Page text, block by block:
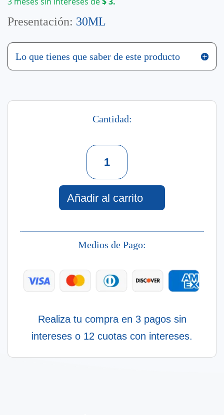
Presentación: 30ML
Lo que tienes que saber de este producto
Cantidad:
Copacabana
Eau
De
Toilette
30
Ml
Añadir al carrito
Medios de Pago:
Realiza tu compra en 3 pagos sin
intereses o 12 cuotas con intereses.